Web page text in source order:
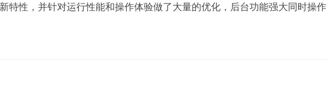
特性，并针对运行性能和操作体验做了大量的优化，后台功能强大同时操作